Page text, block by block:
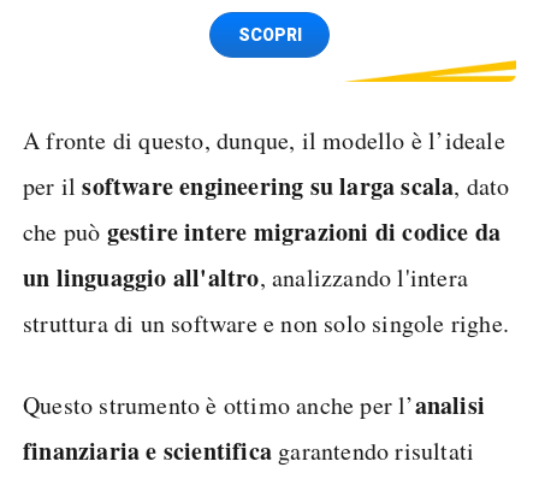
Spedizione SIM GRATISSCOPRI
A fronte di questo, dunque, il modello è l’ideale
per ilsoftware engineering su larga scala, dato
che può gestire intere migrazioni di codice da
un linguaggio all'altro, analizzando l'intera
struttura di un software e non solo singole righe.
Questo strumento è ottimo anche per l’analisi
finanziaria e scientifica garantendo risultati